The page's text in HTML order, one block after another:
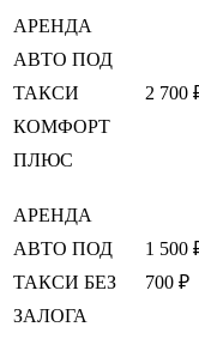
АРЕНДА
АВТО ПОД
ТАКСИ
КОМФОРТ
ПЛЮС
2 700
АРЕНДА
АВТО ПОД
ТАКСИ БЕЗ
ЗАЛОГА
1 500
700 ₽